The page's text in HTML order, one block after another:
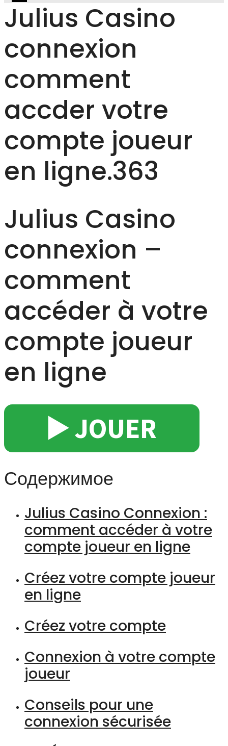
Julius Casino
connexion
comment
accder votre
compte joueur
en ligne.363
Julius Casino
connexion –
comment
accéder à votre
compte joueur
en ligne
▶️ JOUER
Содержимое
Julius Casino Connexion :
comment accéder à votre
compte joueur en ligne
Créez votre compte joueur
en ligne
Créez votre compte
Connexion à votre compte
joueur
Conseils pour une
connexion sécurisée